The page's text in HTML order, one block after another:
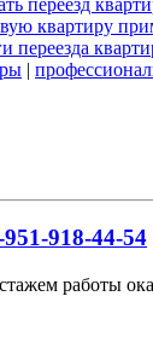
переезд
квартиру
переезда
|
918-44-54
работы